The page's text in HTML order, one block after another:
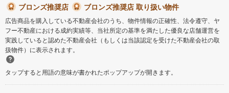
ブロンズ推奨店
ブロンズ推奨店 取り扱い物件
広告商品を購入している不動産会社のうち、物件情報の正確性、法令遵守、ヤ
フー不動産における成約実績等、当社所定の基準を満たした優良な店舗運営を
実践していると認めた不動産会社（もしくは当該認定を受けた不動産会社の取
扱物件）に表示されます。
タップすると用語の意味が書かれたポップアップが開きます。